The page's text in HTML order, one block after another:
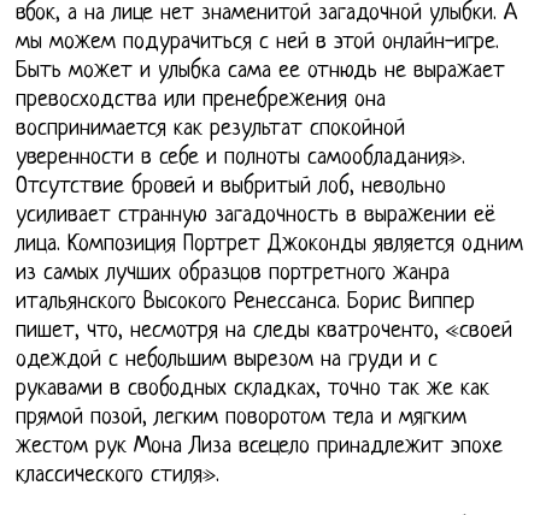
вбок, а на лице нет знаменитой загадочной улыбки. А
мы можем подурачиться с ней в этой онлайн-игре.
Быть может и улыбка сама ее отнюдь не выражает
превосходства или пренебрежения она
воспринимается как результат спокойной
уверенности в себе и полноты самообладания».
Отсутствие бровей и выбритый лоб, невольно
усиливает странную загадочность в выражении её
лица. Композиция Портрет Джоконды является одним
из самых лучших образцов портретного жанра
итальянского Высокого Ренессанса. Борис Виппер
пишет, что, несмотря на следы кватроченто, «своей
одеждой с небольшим вырезом на груди и с
рукавами в свободных складках, точно так же как
прямой позой, легким поворотом тела и мягким
жестом рук Мона Лиза всецело принадлежит эпохе
классического стиля».